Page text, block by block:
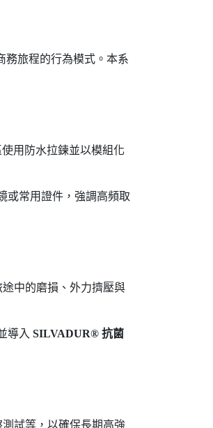
務旅程的行為模式。本系
用防水拉鍊並以模組化
或常用證件，強調高頻取
中的磨損、外力擠壓與
導入 SILVADUR® 抗菌
試等，以確保長期高強